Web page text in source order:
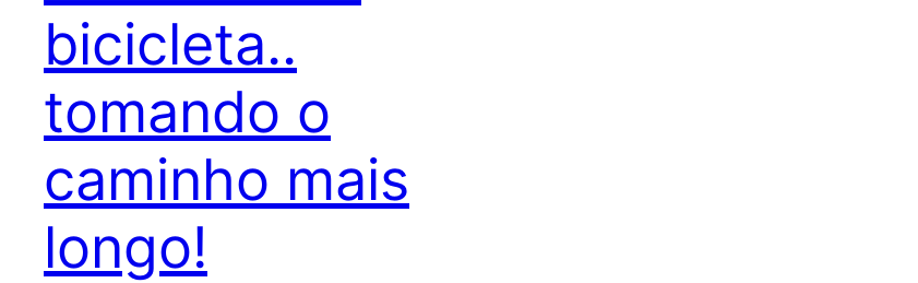
bicicleta..
tomando o
caminho mais
longo!